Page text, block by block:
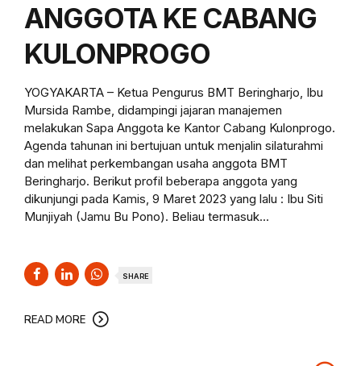
ANGGOTA KE CABANG
KULONPROGO
YOGYAKARTA – Ketua Pengurus BMT Beringharjo, Ibu
Mursida Rambe, didampingi jajaran manajemen
melakukan Sapa Anggota ke Kantor Cabang Kulonprogo.
Agenda tahunan ini bertujuan untuk menjalin silaturahmi
dan melihat perkembangan usaha anggota BMT
Beringharjo. Berikut profil beberapa anggota yang
dikunjungi pada Kamis, 9 Maret 2023 yang lalu : Ibu Siti
Munjiyah (Jamu Bu Pono). Beliau termasuk...
SHARE
READ MORE